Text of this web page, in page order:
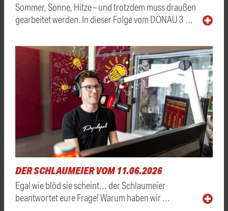
Sommer, Sonne, Hitze – und trotzdem muss draußen
gearbeitet werden. In dieser Folge vom DONAU 3 …
DER SCHLAUMEIER VOM 11.06.2026
Egal wie blöd sie scheint… der Schlaumeier
beantwortet eure Frage! Warum haben wir …